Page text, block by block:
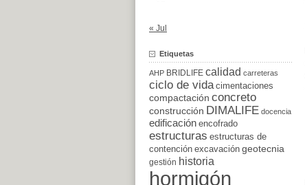
« Jul
Etiquetas
AHP BRIDLIFE calidad carreteras
ciclo de vida cimentaciones
compactación concreto
construcción DIMALIFE docencia
edificación encofrado
estructuras estructuras de
contención excavación geotecnia
gestión historia
hormigón